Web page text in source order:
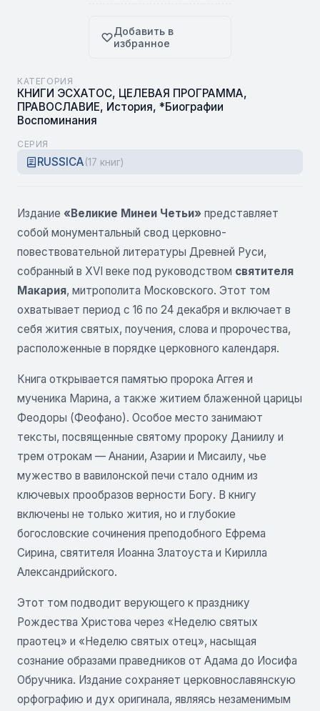
Добавить в
избранное
КАТЕГОРИЯ
КНИГИ ЭСХАТОС, ЦЕЛЕВАЯ ПРОГРАММА,
ПРАВОСЛАВИЕ, История, *Биографии
Воспоминания
СЕРИЯ
RUSSICA(17 книг)
Издание «Великие Минеи Четьи» представляет
собой монументальный свод церковно-
повествовательной литературы Древней Руси,
собранный в XVI веке под руководством святителя
Макария, митрополита Московского. Этот том
охватывает период с 16 по 24 декабря и включает в
себя жития святых, поучения, слова и пророчества,
расположенные в порядке церковного календаря.
Книга открывается памятью пророка Аггея и
мученика Марина, а также житием блаженной царицы
Феодоры (Феофано). Особое место занимают
тексты, посвященные святому пророку Даниилу и
трем отрокам — Анании, Азарии и Мисаилу, чье
мужество в вавилонской печи стало одним из
ключевых прообразов верности Богу. В книгу
включены не только жития, но и глубокие
богословские сочинения преподобного Ефрема
Сирина, святителя Иоанна Златоуста и Кирилла
Александрийского.
Этот том подводит верующего к празднику
Рождества Христова через «Неделю святых
праотец» и «Неделю святых отец», насыщая
сознание образами праведников от Адама до Иосифа
Обручника. Издание сохраняет церковнославянскую
орфографию и дух оригинала, являясь незаменимым